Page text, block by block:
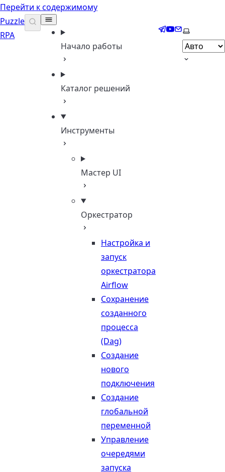
Перейти к содержимому
Puzzle
RPA
Начало работы
Каталог решений
Инструменты
Мастер UI
Оркестратор
Настройка и
запуск
оркестратора
Airflow
Сохранение
созданного
процесса
(Dag)
Создание
нового
подключения
Создание
глобальной
переменной
Управление
очередями
запуска
Telegram
YouTube
EmailВыберите